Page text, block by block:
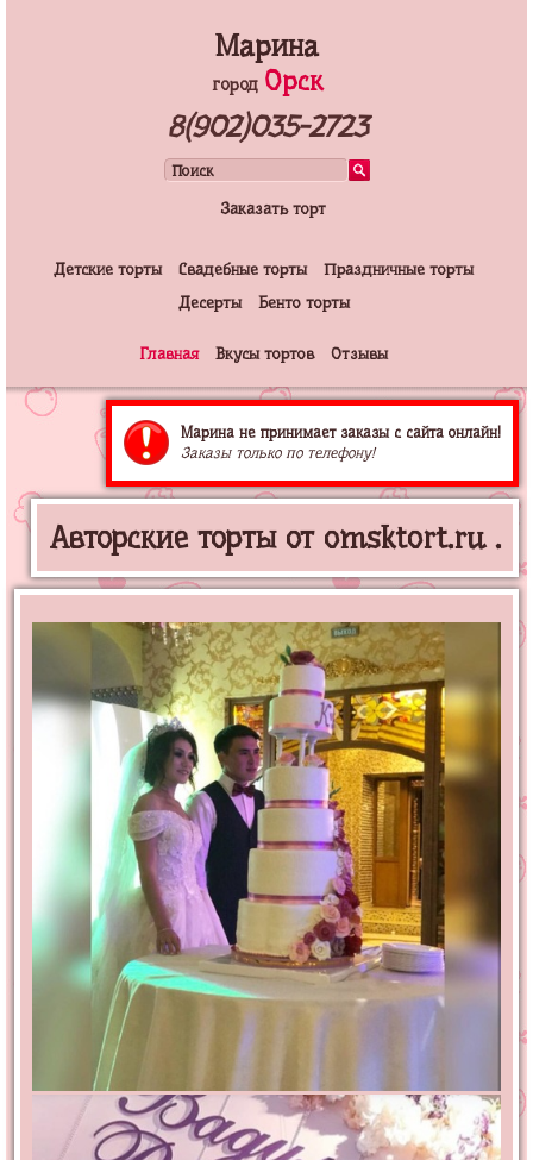
Марина
город Орск
8(902)035-2723
Заказать торт
Детские торты Свадебные торты
Праздничные торты
Десерты
Бенто торты
Главная Вкусы тортов Отзывы
Марина не принимает заказы с сайта онлайн!
Заказы только по телефону!
Авторские торты от omsktort.ru .